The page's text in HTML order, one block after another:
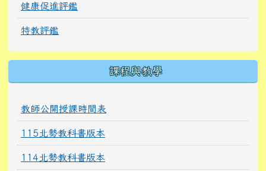
健康促進評鑑
特教評鑑
課程與教學
教師公開授課時間表
115北勢教科書版本
114北勢教科書版本